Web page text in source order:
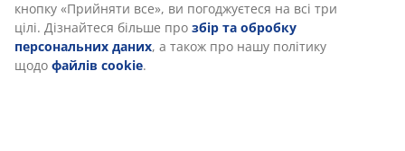
кнопку «Прийняти все», ви погоджуєтеся на всі три
цілі. Дізнайтеся більше про збір та обробку
персональних даних, а також про нашу політику
щодо файлів cookie.